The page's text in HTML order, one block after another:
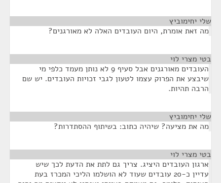
שלי יחימוביץ
מה זאת אומרת, היום העובדים האלה לא מאורגנים?
בטי מצרי לוי
העובדים מאורגנים אבל סעיף 9 לא נותן מעמד כלפי מי
שיבצע את הפרוק עצמו לטעון לגבי זכויות העובדים. יש שם
הרבה תהיות.
שלי יחימוביץ
מה את מציעה? שיהיה כתוב: בשיתוף ההסתדרות?
בטי מצרי לוי
ארגון העובדים היציג. צריך גם לתת את הדעת לכך שיש
עדיין כ-20 עובדים שעוד לא הושלמו הליכי המכרז בעת